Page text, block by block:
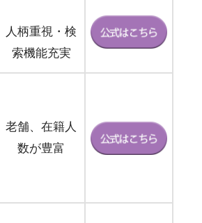
人柄重視・検
索機能充実
老舗、在籍人
数が豊富